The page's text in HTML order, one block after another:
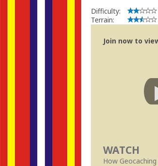
Difficulty:
Terrain:
Join now to
WATCH
How